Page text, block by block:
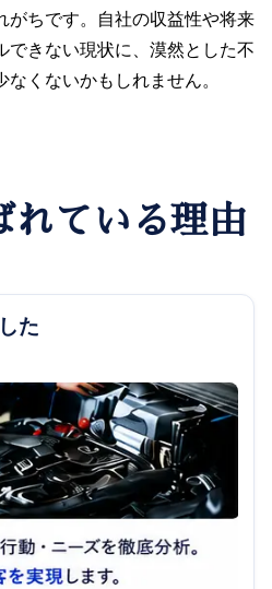
がちです。自社の収益性や将来
できない現状に、漠然とした不
くないかもしれません。
れている理由
た